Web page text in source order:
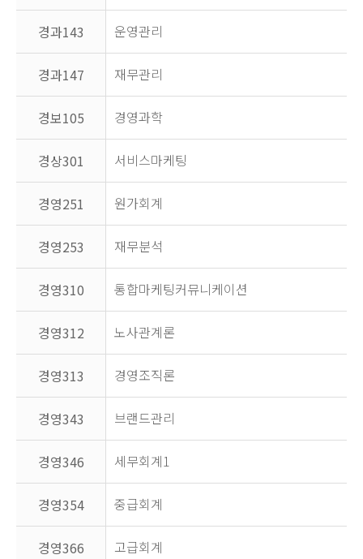
경과143 운영관리
경과147 재무관리
경보105 경영과학
경상301 서비스마케팅
경영251 원가회계
경영253 재무분석
경영310 통합마케팅커뮤니케이션
경영312 노사관계론
경영313 경영조직론
경영343 브랜드관리
경영346 세무회계1
경영354 중급회계
경영366 고급회계